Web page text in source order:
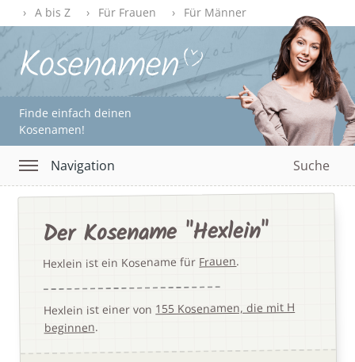
A bis Z Für Frauen Für Männer
Finde einfach deinen
Kosenamen!
Navigation Suche
Der Kosename "Hexlein"
Hexlein ist ein Kosename für Frauen.
Hexlein ist einer von 155 Kosenamen, die mit H
beginnen.